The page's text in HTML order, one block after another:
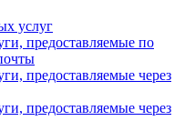
услуг
предоставляемые по
предоставляемые через
предоставляемые через